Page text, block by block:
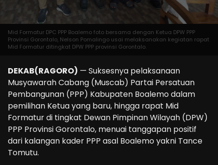
Mid Formatur DPC PPP Boalemo foto bersama dengan Ketua DPW PPP
Provinsi Gorontalo, Nelson Pomalingo usai melaksanakan kegiatan rapat
Mid Formatur ditingkat DPW PPP provinsi Gorontalo.
DEKAB(RAGORO) — Suksesnya pelaksanaan
Musyawarah Cabang (Muscab) Partai Persatuan
Pembangunan (PPP) Kabupaten Boalemo dalam
pemilihan Ketua yang baru, hingga rapat Mid
Formatur di tingkat Dewan Pimpinan Wilayah (DPW)
PPP Provinsi Gorontalo, menuai tanggapan positif
dari kalangan kader PPP asal Boalemo yakni Tance
Tomutu.